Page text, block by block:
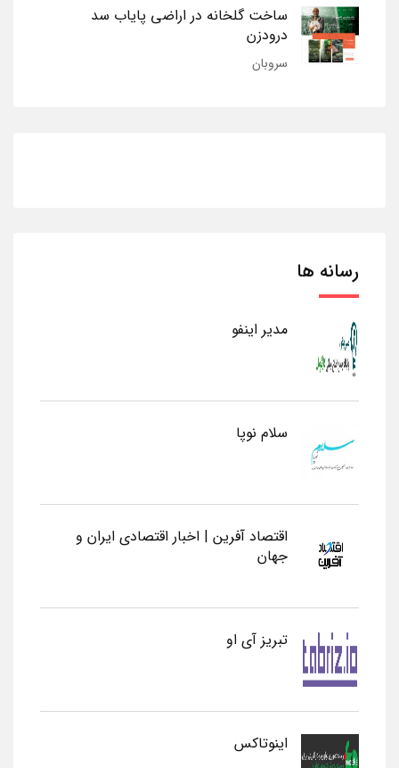
ساخت گلخانه در اراضی پایاب سد
درودزن
سروبان
رسانه ها
مدیر اینفو
سلام نوپا
اقتصاد آفرین | اخبار اقتصادی ایران و
جهان
تبریز آی او
اینوتاکس